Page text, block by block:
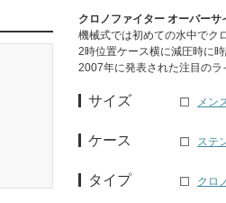
クロノファイター オーバーサ
機械式では初めての水中でク
2時位置ケース横に減圧時に
2007年に発表された注目のラ
サイズ メン
ケース ステ
タイプ クロ